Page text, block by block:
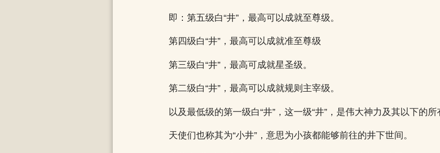
即：第五级白“井”，最高可以成就至尊级。
第四级白“井”，最高可以成就准至尊级
第三级白“井”，最高可成就星圣级。
第二级白“井”，最高可以成就规则主宰级。
以及最低级的第一级白“井”，这一级“井”，是伟大神力及其以下的所
天使们也称其为“小井”，意思为小孩都能够前往的井下世间。